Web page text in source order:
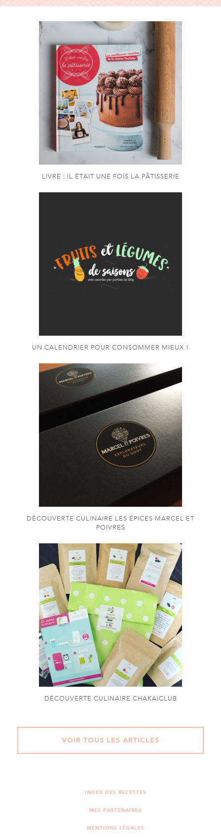
LIVRE : IL ÉTAIT UNE FOIS LA PÂTISSERIE
UN CALENDRIER POUR CONSOMMER MIEUX !
DÉCOUVERTE CULINAIRE LES ÉPICES MARCEL ET
POIVRES
DÉCOUVERTE CULINAIRE CHAKAICLUB
VOIR TOUS LES ARTICLES
INDEX DES RECETTES
MES PARTENAIRES
MENTIONS LÉGALES